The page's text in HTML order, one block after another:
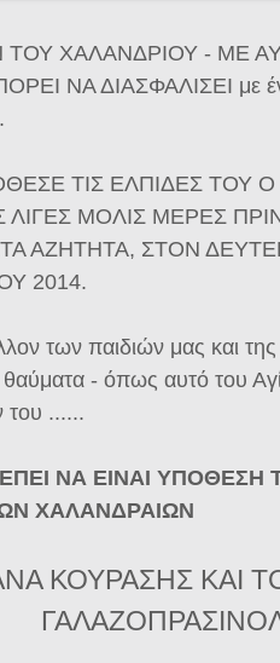
ΧΑΛΑΝΔΡΙΟΥ - ΜΕ
ΝΑ ΔΙΑΣΦΑΛΙΣΕΙ με
ΤΙΣ ΕΛΠΙΔΕΣ ΤΟΥ
ΜΟΛΙΣ ΜΕΡΕΣ
ΑΖΗΤΗΤΑ, ΣΤΟΝ
2014.
των παιδιών μας και
θαύματα - όπως αυτό του
του ......
ΝΑ ΕΙΝΑΙ ΥΠΟΘΕΣΗ
ΧΑΛΑΝΔΡΑΙΩΝ
ΚΟΥΡΑΣΗΣ ΚΑΙ